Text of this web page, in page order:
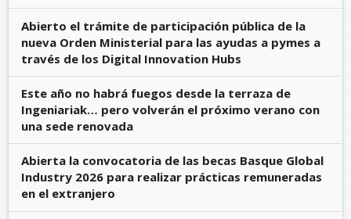
Abierto el trámite de participación pública de la
nueva Orden Ministerial para las ayudas a pymes a
través de los Digital Innovation Hubs
Este año no habrá fuegos desde la terraza de
Ingeniariak… pero volverán el próximo verano con
una sede renovada
Abierta la convocatoria de las becas Basque Global
Industry 2026 para realizar prácticas remuneradas
en el extranjero